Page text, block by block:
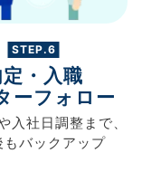
STEP.6
定・入職
ーフォロー
入社日調整まで、
もバックアップ